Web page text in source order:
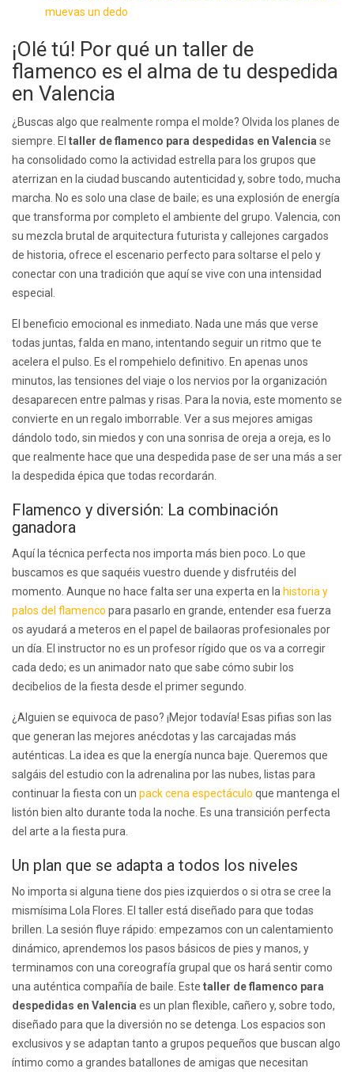
muevas un dedo
¡Olé tú! Por qué un taller de
flamenco es el alma de tu despedida
en Valencia
¿Buscas algo que realmente rompa el molde? Olvida los planes de
siempre. El taller de flamenco para despedidas en Valencia se
ha consolidado como la actividad estrella para los grupos que
aterrizan en la ciudad buscando autenticidad y, sobre todo, mucha
marcha. No es solo una clase de baile; es una explosión de energía
que transforma por completo el ambiente del grupo. Valencia, con
su mezcla brutal de arquitectura futurista y callejones cargados
de historia, ofrece el escenario perfecto para soltarse el pelo y
conectar con una tradición que aquí se vive con una intensidad
especial.
El beneficio emocional es inmediato. Nada une más que verse
todas juntas, falda en mano, intentando seguir un ritmo que te
acelera el pulso. Es el rompehielo definitivo. En apenas unos
minutos, las tensiones del viaje o los nervios por la organización
desaparecen entre palmas y risas. Para la novia, este momento se
convierte en un regalo imborrable. Ver a sus mejores amigas
dándolo todo, sin miedos y con una sonrisa de oreja a oreja, es lo
que realmente hace que una despedida pase de ser una más a ser
la despedida épica que todas recordarán.
Flamenco y diversión: La combinación
ganadora
Aquí la técnica perfecta nos importa más bien poco. Lo que
buscamos es que saquéis vuestro duende y disfrutéis del
momento. Aunque no hace falta ser una experta en la historia y
palos del flamenco para pasarlo en grande, entender esa fuerza
os ayudará a meteros en el papel de bailaoras profesionales por
un día. El instructor no es un profesor rígido que os va a corregir
cada dedo; es un animador nato que sabe cómo subir los
decibelios de la fiesta desde el primer segundo.
¿Alguien se equivoca de paso? ¡Mejor todavía! Esas pifias son las
que generan las mejores anécdotas y las carcajadas más
auténticas. La idea es que la energía nunca baje. Queremos que
salgáis del estudio con la adrenalina por las nubes, listas para
continuar la fiesta con un pack cena espectáculo que mantenga el
listón bien alto durante toda la noche. Es una transición perfecta
del arte a la fiesta pura.
Un plan que se adapta a todos los niveles
No importa si alguna tiene dos pies izquierdos o si otra se cree la
mismísima Lola Flores. El taller está diseñado para que todas
brillen. La sesión fluye rápido: empezamos con un calentamiento
dinámico, aprendemos los pasos básicos de pies y manos, y
terminamos con una coreografía grupal que os hará sentir como
una auténtica compañía de baile. Este taller de flamenco para
despedidas en Valencia es un plan flexible, cañero y, sobre todo,
diseñado para que la diversión no se detenga. Los espacios son
exclusivos y se adaptan tanto a grupos pequeños que buscan algo
íntimo como a grandes batallones de amigas que necesitan